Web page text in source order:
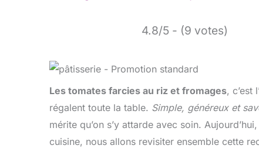
4.8/5 - (9 votes)
Les tomates farcies au riz et fromages, c’est
régalent toute la table. Simple, généreux et
mérite qu’on s’y attarde avec soin.
cuisine, nous allons revisiter ensemble cette